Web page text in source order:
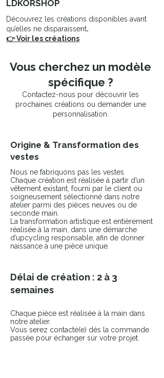
LDKORSHOP
Découvrez les créations disponibles avant
qu’elles ne disparaissent.
👉 Voir les créations
Vous cherchez un modèle
spécifique ?
Contactez-nous pour découvrir les
prochaines créations ou demander une
personnalisation.
Origine & Transformation des
vestes
Nous ne fabriquons pas les vestes.
Chaque création est réalisée à partir d’un
vêtement existant, fourni par le client ou
soigneusement sélectionné dans notre
atelier parmi des pièces neuves ou de
seconde main.
La transformation artistique est entièrement
réalisée à la main, dans une démarche
d’upcycling responsable, afin de donner
naissance à une pièce unique.
Délai de création : 2 à 3
semaines
Chaque pièce est réalisée à la main dans
notre atelier.
Vous serez contacté(e) dès la commande
passée pour échanger sur votre projet.